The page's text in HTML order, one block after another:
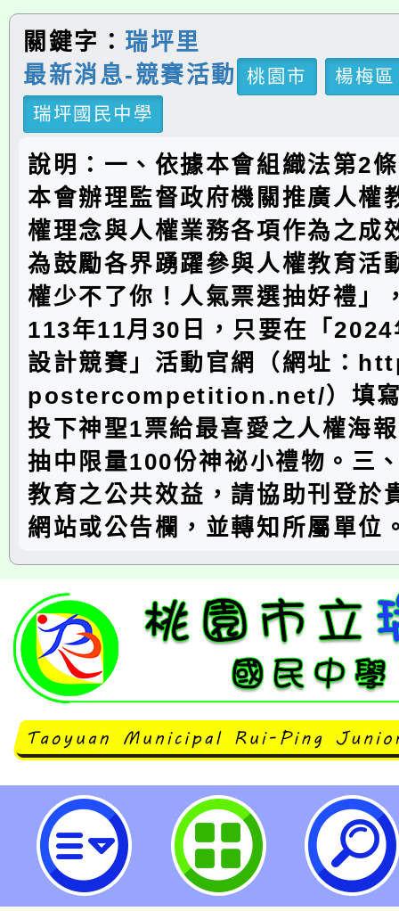
關鍵字： 瑞坪里
最新消息-競賽活動
桃園市
楊梅區
瑞坪國民中學
說明：一、依據本會組織法第2
本會辦理監督政府機關推廣人權
權理念與人權業務各項作為之成
為鼓勵各界踴躍參與人權教育活
權少不了你！人氣票選抽好禮」
113年11月30日，只要在「
設計競賽」活動官網（網址：
postercompetition.net/）填寫
投下神聖1票給最喜愛之人權海
抽中限量100份神祕小禮物。三
教育之公共效益，請協助刊登於
網站或公告欄，並轉知所屬單位
主旨：本會辦理「人權少不了你！
禮」，敬請協助推廣並鼓勵踴躍參
園市立瑞坪國民中學